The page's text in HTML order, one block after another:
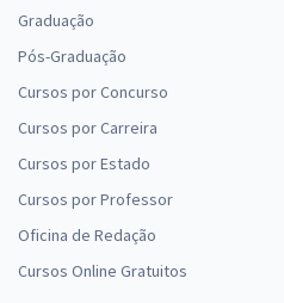
Graduação
Pós-Graduação
Cursos por Concurso
Cursos por Carreira
Cursos por Estado
Cursos por Professor
Oficina de Redação
Cursos Online Gratuitos